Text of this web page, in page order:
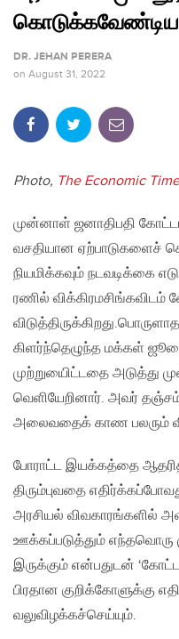
கொடுக்கவேண்டிய
DR. JEHAN PERERA
on August 31, 2022
Photo, The Economic
முன்னாள் ஜனாதிபதி
வசதியான ஏற்பாடுகளைச்
நியமிக்கவும் நடவடிக்கை
ரணில்
கிளர்ந்தெழுந்த மக்கள்
முற்றுயைிட்டதை அடுத்து
வெளியேறினார். அவர் தஞ்சம்
அலைவதைக் காண பலரும்
போராட்ட இயக்கத்தை
திரும்புவதை
அரசியல் விவகாரங்களில்
ஊக்கப்படுத்தும் எந்தவொரு
இருக்கும் என்பதுடன்
பிரதான குறிக்கோளுக்கு
வலுவிழக்கச்செய்யும்.